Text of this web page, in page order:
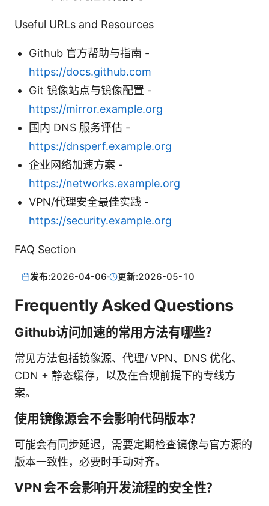
Useful URLs and Resources
Github 官方帮助与指南 -
https://docs.github.com
Git 镜像站点与镜像配置 -
https://mirror.example.org
国内 DNS 服务评估 -
https://dnsperf.example.org
企业网络加速方案 -
https://networks.example.org
VPN/代理安全最佳实践 -
https://security.example.org
FAQ Section
发布:2026-04-06· 更新:2026-05-10
Frequently Asked Questions
Github访问加速的常用方法有哪些？
常见方法包括镜像源、代理/ VPN、DNS 优化、
CDN + 静态缓存，以及在合规前提下的专线方
案。
使用镜像源会不会影响代码版本？
可能会有同步延迟，需要定期检查镜像与官方源的
版本一致性，必要时手动对齐。
VPN 会不会影响开发流程的安全性？